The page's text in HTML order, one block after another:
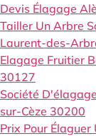
Devis Élagage
Tailler Un Arbre
Laurent-des-
Elagage Fruitier
30127
Société
sur-Cèze 30200
Prix Pour Élaguer